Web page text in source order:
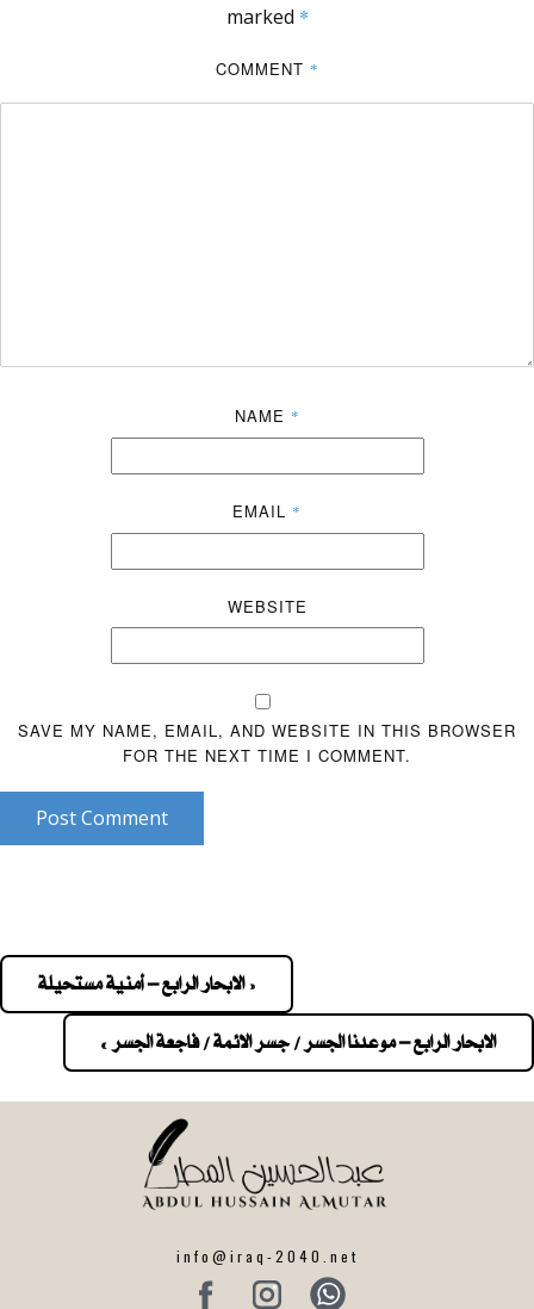
marked *
COMMENT *
NAME *
EMAIL *
WEBSITE
SAVE MY NAME, EMAIL, AND WEBSITE IN THIS BROWSER
FOR THE NEXT TIME I COMMENT.
Post Comment
navigation
« الابحار الرابع – أمنية مستحيلة
الابحار الرابع – موعدنا الجسر / جسر الائمة / فاجعة الجسر »
info@iraq-2040.net